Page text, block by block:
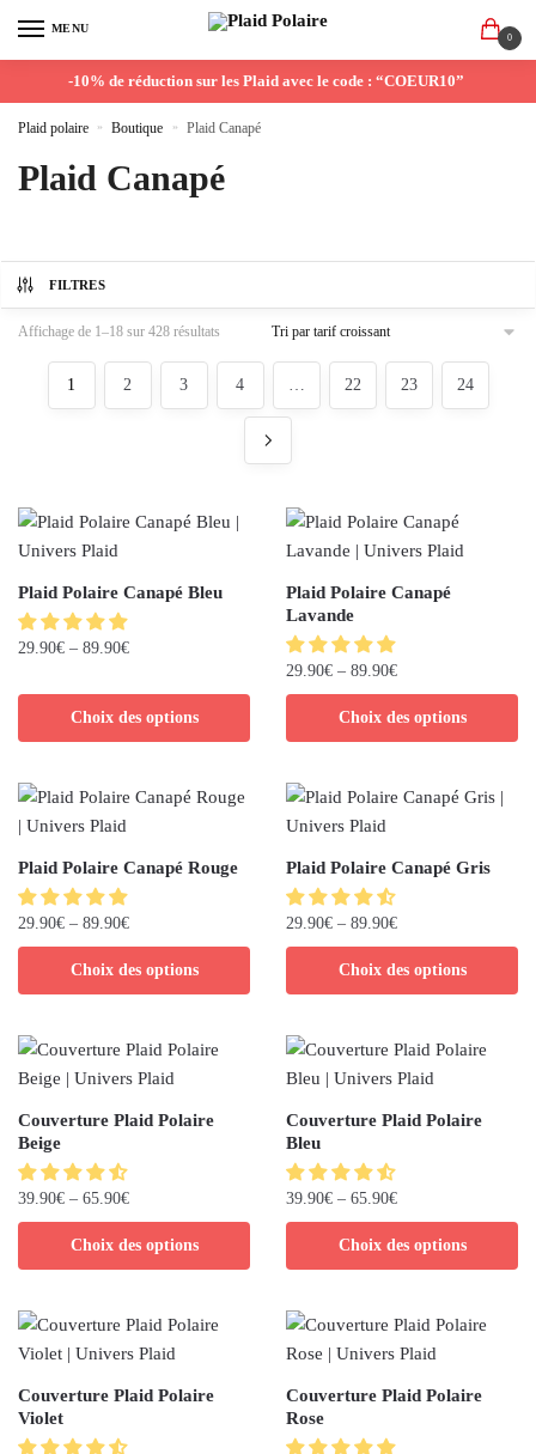
MENU
0
-10% de réduction sur les Plaid avec le code : “COEUR10”
Plaid polaire » Boutique » Plaid Canapé
Plaid Canapé
FILTRES
Affichage de 1–18 sur 428 résultats
1 2 3 4 22 23 24
Plaid Polaire Canapé Bleu
29.90€ – 89.90€
Choix des options
Plaid Polaire Canapé
Lavande
29.90€ – 89.90€
Choix des options
Plaid Polaire Canapé Rouge
29.90€ – 89.90€
Choix des options
Plaid Polaire Canapé Gris
29.90€ – 89.90€
Choix des options
Couverture Plaid Polaire
Beige
39.90€ – 65.90€
Choix des options
Couverture Plaid Polaire
Bleu
39.90€ – 65.90€
Choix des options
Couverture Plaid Polaire
Violet
Couverture Plaid Polaire
Rose